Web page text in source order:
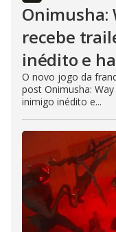
Onimusha:
recebe
inédito e
O novo jogo da
post Onimusha:
inimigo inédito e...